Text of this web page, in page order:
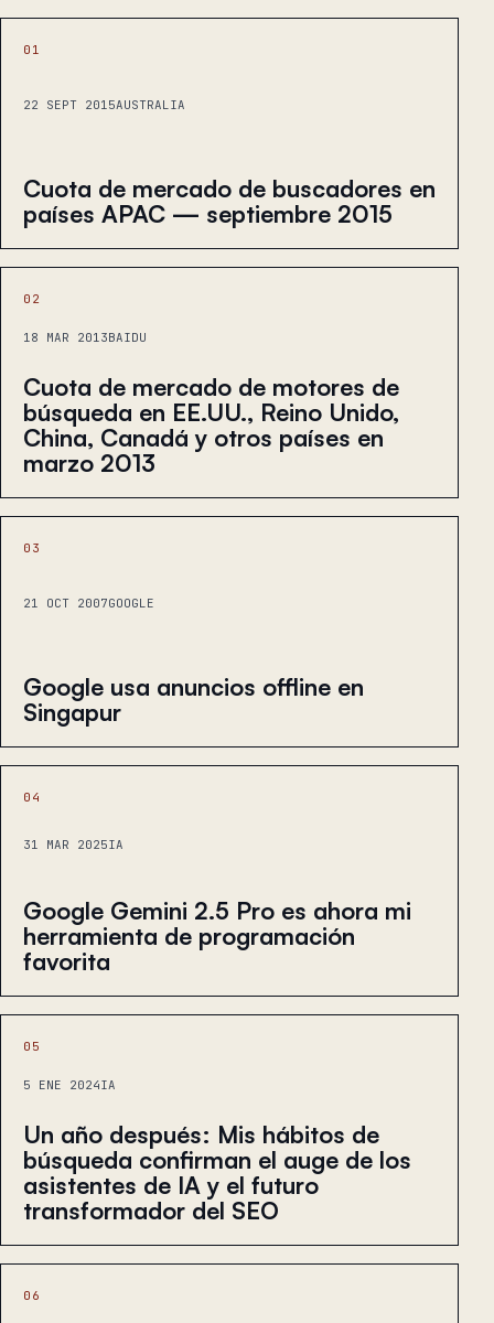
01
22 SEPT 2015AUSTRALIA
Cuota de mercado de buscadores en
países APAC — septiembre 2015
02
18 MAR 2013BAIDU
Cuota de mercado de motores de
búsqueda en EE.UU., Reino Unido,
China, Canadá y otros países en
marzo 2013
03
21 OCT 2007GOOGLE
Google usa anuncios offline en
Singapur
04
31 MAR 2025IA
Google Gemini 2.5 Pro es ahora mi
herramienta de programación
favorita
05
5 ENE 2024IA
Un año después: Mis hábitos de
búsqueda confirman el auge de los
asistentes de IA y el futuro
transformador del SEO
06